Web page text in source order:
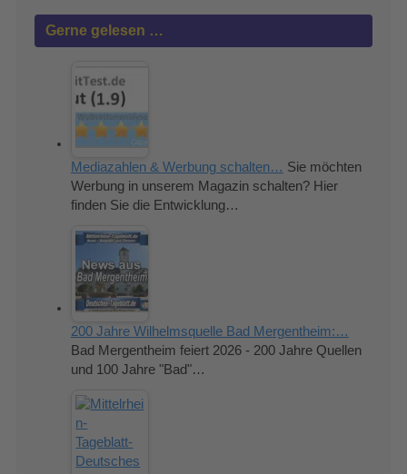
Gerne gelesen …
Mediazahlen & Werbung schalten… Sie möchten
Werbung in unserem Magazin schalten? Hier
finden Sie die Entwicklung…
200 Jahre Wilhelmsquelle Bad Mergentheim:…
Bad Mergentheim feiert 2026 - 200 Jahre Quellen
und 100 Jahre "Bad"…